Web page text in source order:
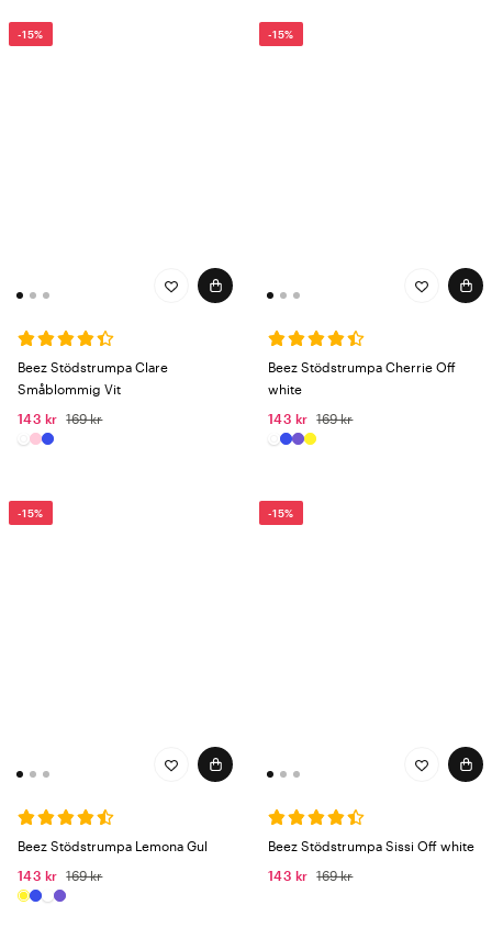
-15%
Beez Stödstrumpa Clare
Småblommig Vit
143 kr
169 kr
-15%
Beez Stödstrumpa Cherrie Off
white
143 kr
169 kr
-15%
Beez Stödstrumpa Lemona Gul
143 kr
169 kr
-15%
Beez Stödstrumpa Sissi Off white
143 kr
169 kr